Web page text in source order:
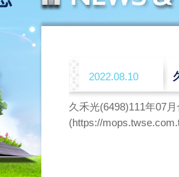
2022.08.10
久禾光(6498)111年07
(https://